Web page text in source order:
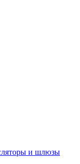
и шлюзы